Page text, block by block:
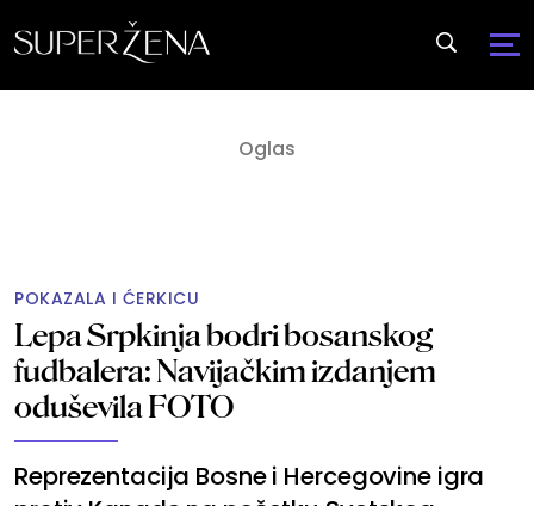
POKAZALA I ĆERKICU
Lepa Srpkinja bodri bosanskog
fudbalera: Navijačkim izdanjem
oduševila FOTO
Reprezentacija Bosne i Hercegovine igra